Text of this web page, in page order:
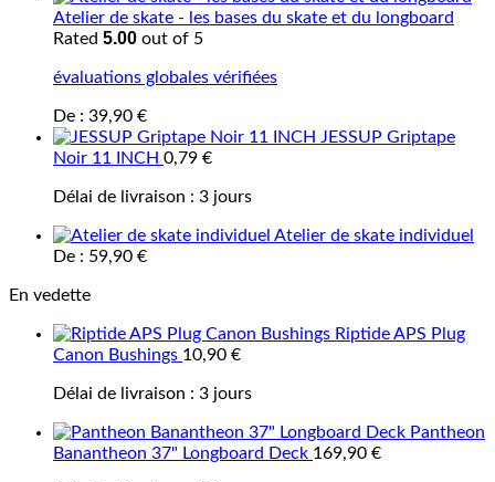
Atelier de skate - les bases du skate et du longboard
Rated 5.00 out of 5
évaluations globales vérifiées
De : 39,90 €
JESSUP Griptape
Noir 11 INCH 0,79 €
Délai de livraison : 3 jours
Atelier de skate individuel
De : 59,90 €
En vedette
Riptide APS Plug
Canon Bushings 10,90 €
Délai de livraison : 3 jours
Pantheon
Banantheon 37" Longboard Deck 169,90 €